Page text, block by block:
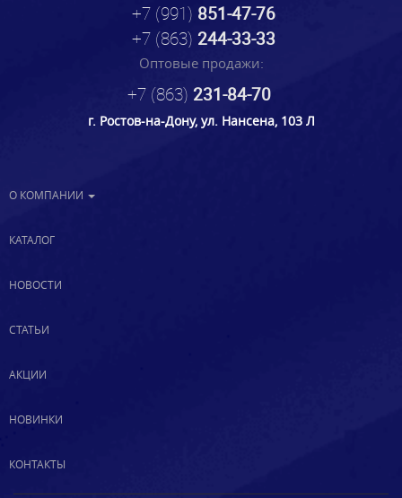
+7 (991) 851-47-76
+7 (863) 244-33-33
Оптовые продажи:
+7 (863) 231-84-70
г. Ростов-на-Дону, ул. Нансена, 103 Л
О КОМПАНИИ
КАТАЛОГ
НОВОСТИ
СТАТЬИ
АКЦИИ
НОВИНКИ
КОНТАКТЫ